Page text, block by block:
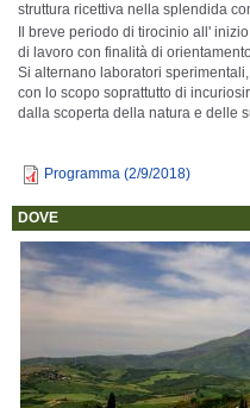
struttura ricettiva nella splendida
Il breve periodo di tirocinio all'
di lavoro con finalità di
Si alternano laboratori
con lo scopo soprattutto di
dalla scoperta della natura e delle
Programma (2/9/2018)
DOVE